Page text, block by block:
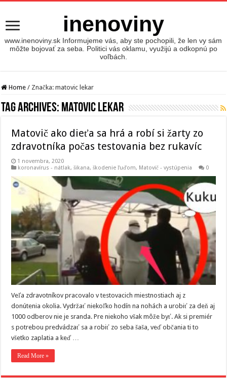
inenoviny
www.inenoviny.sk Informujeme vás, aby ste pochopili, že len vy sám
môžte bojovať za seba. Politici vás oklamu, využijú a odkopnú po
voľbách.
Home / Značka:matovic lekar
Tag Archives: matovic lekar
Matovič ako dieťa sa hrá a robí si žarty zo
zdravotníka počas testovania bez rukavíc
1 novembra, 2020
koronavírus - nátlak, šikana, škodenie ľuďom, Matovič - vystúpenia 0
Veľa zdravotníkov pracovalo v testovacich miestnostiach aj z
donútenia okolia. Vydržať niekoľko hodín na nohách a urobiť za deň aj
1000 odberov nie je sranda. Pre niekoho však môže byť. Ak si premiér
s potrebou predvádzať sa a robiť zo seba šaša, veď občania ti to
všetko zaplatia a keď …
Read More »